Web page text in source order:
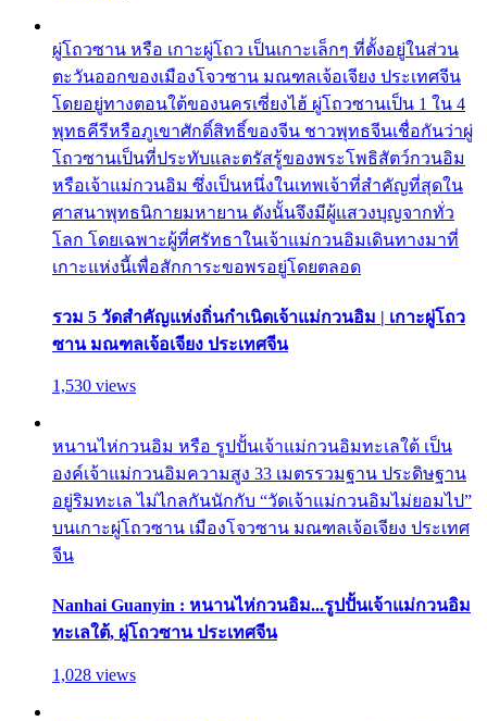
ผู่โถวซาน หรือ เกาะผู่โถว เป็นเกาะเล็กๆ ที่ตั้งอยู่ในส่วน
ตะวันออกของเมืองโจวซาน มณฑลเจ้อเจียง ประเทศจีน
โดยอยู่ทางตอนใต้ของนครเซี่ยงไฮ้ ผู่โถวซานเป็น 1 ใน 4
พุทธคีรีหรือภูเขาศักดิ์สิทธิ์ของจีน ชาวพุทธจีนเชื่อกันว่าผู่
โถวซานเป็นที่ประทับและตรัสรู้ของพระโพธิสัตว์กวนอิม
หรือเจ้าแม่กวนอิม ซึ่งเป็นหนึ่งในเทพเจ้าที่สำคัญที่สุดใน
ศาสนาพุทธนิกายมหายาน ดังนั้นจึงมีผู้แสวงบุญจากทั่ว
โลก โดยเฉพาะผู้ที่ศรัทธาในเจ้าแม่กวนอิมเดินทางมาที่
เกาะแห่งนี้เพื่อสักการะขอพรอยู่โดยตลอด
รวม 5 วัดสำคัญแห่งถิ่นกำเนิดเจ้าแม่กวนอิม | เกาะผู่โถว
ซาน มณฑลเจ้อเจียง ประเทศจีน
1,530 views
หนานไห่กวนอิม หรือ รูปปั้นเจ้าแม่กวนอิมทะเลใต้ เป็น
องค์เจ้าแม่กวนอิมความสูง 33 เมตรรวมฐาน ประดิษฐาน
อยู่ริมทะเล ไม่ไกลกันนักกับ “วัดเจ้าแม่กวนอิมไม่ยอมไป”
บนเกาะผู่โถวซาน เมืองโจวซาน มณฑลเจ้อเจียง ประเทศ
จีน
Nanhai Guanyin : หนานไห่กวนอิม...รูปปั้นเจ้าแม่กวนอิม
ทะเลใต้, ผู่โถวซาน ประเทศจีน
1,028 views